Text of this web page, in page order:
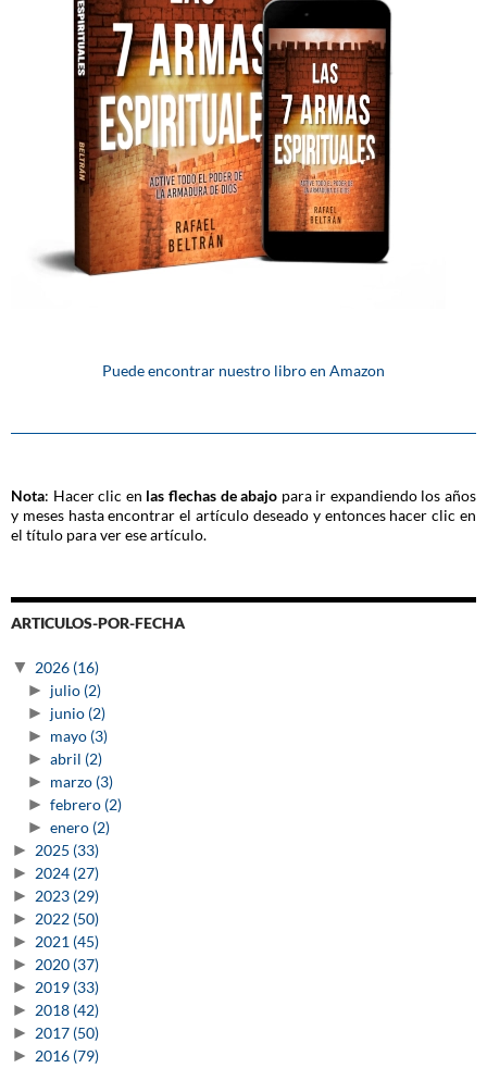
Puede encontrar nuestro libro en Amazon
Nota: Hacer clic en las flechas de abajo para ir expandiendo los años
y meses hasta encontrar el artículo deseado y entonces hacer clic en
el título para ver ese artículo.
ARTICULOS-POR-FECHA
▼ 2026 (16)
► julio (2)
► junio (2)
► mayo (3)
► abril (2)
► marzo (3)
► febrero (2)
► enero (2)
► 2025 (33)
► 2024 (27)
► 2023 (29)
► 2022 (50)
► 2021 (45)
► 2020 (37)
► 2019 (33)
► 2018 (42)
► 2017 (50)
► 2016 (79)